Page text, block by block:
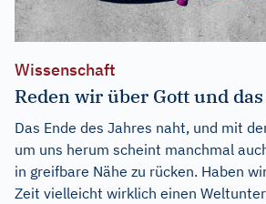
Wissenschaft
Reden wir über Gott und
Das Ende des Jahres naht, und mit
um uns herum scheint manchmal
in greifbare Nähe zu rücken. Haben
Zeit vielleicht wirklich einen